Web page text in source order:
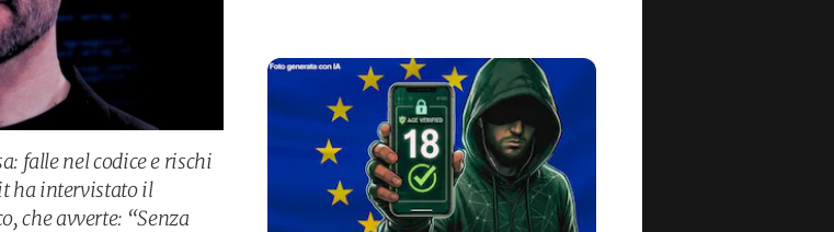
falle nel codice e rischi
ha intervistato il
che avverte: “Senza